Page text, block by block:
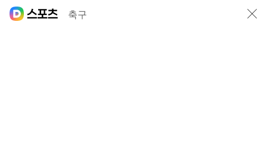
축구